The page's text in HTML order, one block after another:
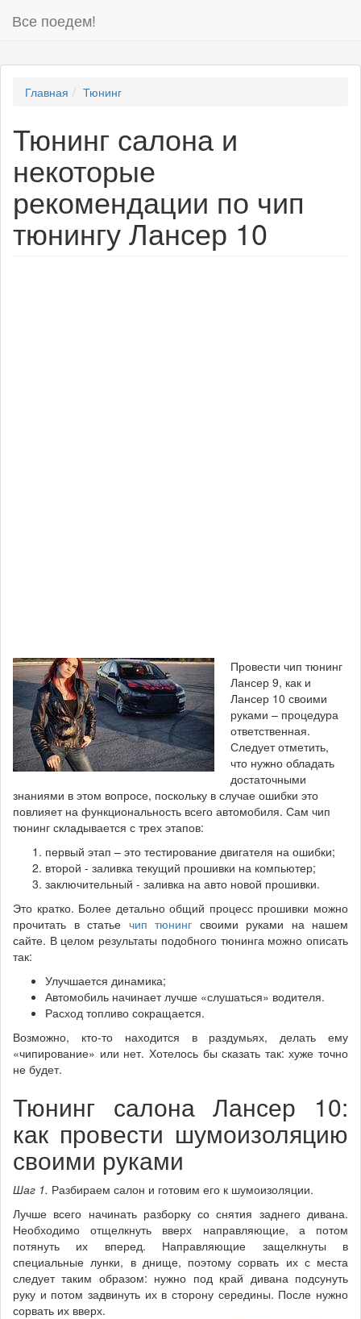
Все поедем!
Главная Тюнинг
Тюнинг салона и
некоторые
рекомендации по чип
тюнингу Лансер 10
Провести чип тюнинг
Лансер 9, как и
Лансер 10 своими
руками – процедура
ответственная.
Следует отметить,
что нужно обладать
достаточными
знаниями в этом вопросе, поскольку в случае ошибки это
повлияет на функциональность всего автомобиля. Сам чип
тюнинг складывается с трех этапов:
первый этап – это тестирование двигателя на ошибки;
второй - заливка текущий прошивки на компьютер;
заключительный - заливка на авто новой прошивки.
Это кратко. Более детально общий процесс прошивки можно
прочитать в статье чип тюнинг своими руками на нашем
сайте. В целом результаты подобного тюнинга можно описать
так:
Улучшается динамика;
Автомобиль начинает лучше «слушаться» водителя.
Расход топливо сокращается.
Возможно, кто-то находится в раздумьях, делать ему
«чипирование» или нет. Хотелось бы сказать так: хуже точно
не будет.
Тюнинг салона Лансер 10:
как провести шумоизоляцию
своими руками
Шаг 1. Разбираем салон и готовим его к шумоизоляции.
Лучше всего начинать разборку со снятия заднего дивана.
Необходимо отщелкнуть вверх направляющие, а потом
потянуть их вперед. Направляющие защелкнуты в
специальные лунки, в днище, поэтому сорвать их с места
следует таким образом: нужно под край дивана подсунуть
руку и потом задвинуть их в сторону середины. После нужно
сорвать их вверх.